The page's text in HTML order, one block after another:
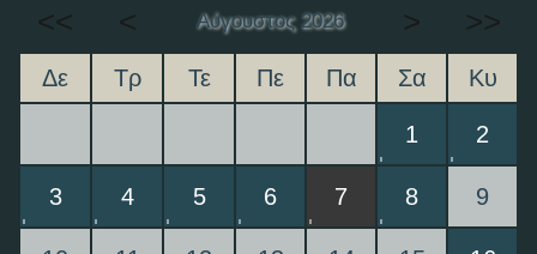
<< < Αύγουστος 2026 > >>
Δε Τρ Τε Πε Πα Σα Κυ
1 2
3 4 5 6 7 8 9